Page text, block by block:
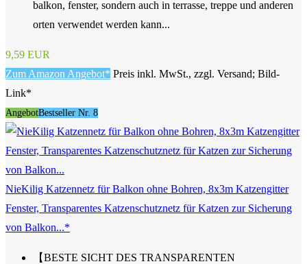
balkon, fenster, sondern auch in terrasse, treppe und anderen
orten verwendet werden kann...
9,59 EUR
Zum Amazon Angebot* Preis inkl. MwSt., zzgl. Versand; Bild-
Link*
AngebotBestseller Nr. 8
NieKilig Katzennetz für Balkon ohne Bohren, 8x3m Katzengitter
Fenster, Transparentes Katzenschutznetz für Katzen zur Sicherung
von Balkon...*
【BESTE SICHT DES TRANSPARENTEN